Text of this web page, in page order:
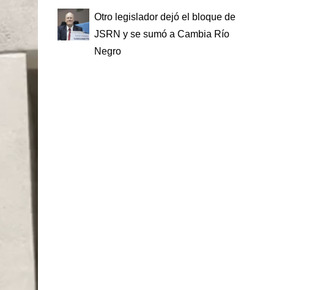
Otro legislador dejó el bloque de
JSRN y se sumó a Cambia Río
Negro